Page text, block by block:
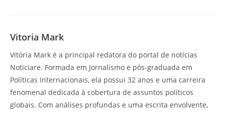
Vitoria Mark
Vitória Mark é a principal redatora do portal de notícias
Noticiare. Formada em Jornalismo e pós-graduada em
Políticas Internacionais, ela possui 32 anos e uma carreira
fenomenal dedicada à cobertura de assuntos políticos
globais. Com análises profundas e uma escrita envolvente,